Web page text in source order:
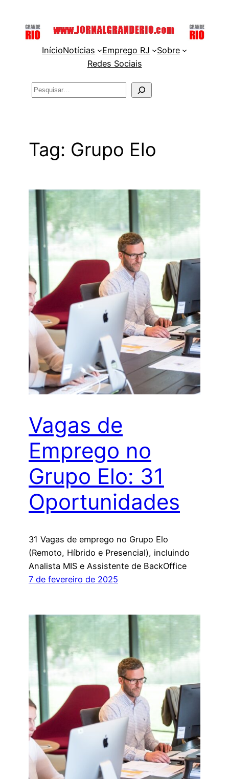
InícioNotícias Emprego RJ
Sobre
Redes Sociais
Pesquisar
Tag: Grupo Elo
Vagas de
Emprego no
Grupo Elo: 31
Oportunidades
31 Vagas de emprego no Grupo Elo
(Remoto, Híbrido e Presencial), incluindo
Analista MIS e Assistente de BackOffice
7 de fevereiro de 2025